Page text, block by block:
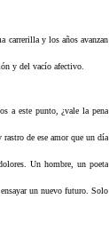
carrerilla y los años avanzan
y del vacío afectivo.
a este punto, ¿vale la pena
de ese amor que un día
Un hombre, un poeta
un nuevo futuro. Solo